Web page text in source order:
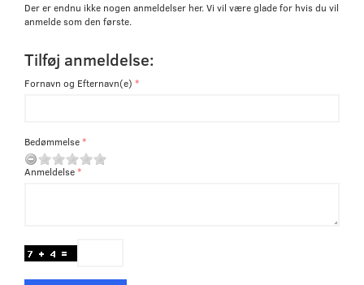
Der er endnu ikke nogen anmeldelser her. Vi vil være glade for hvis du vil
anmelde som den første.
Tilføj anmeldelse:
Fornavn og Efternavn(e)
Bedømmelse
Anmeldelse